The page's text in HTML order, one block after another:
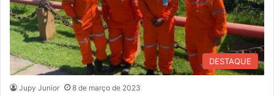
DESTAQUE
Jupy Junior 8 de março de 2023